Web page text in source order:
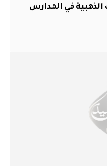
الذهبية في المدارس